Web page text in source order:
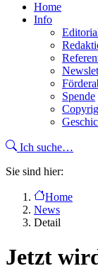
Home
Info
Spende
Ich suche…
Sie sind hier:
Home
News
Detail
Jetzt